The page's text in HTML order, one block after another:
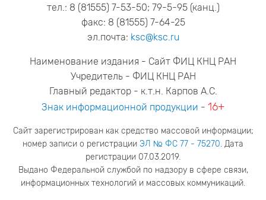
тел.: 8 (81555) 7-53-50; 79-5-95 (канц.)
факс: 8 (81555) 7-64-25
эл.почта: ksc@ksc.ru
Наименование издания - Сайт ФИЦ КНЦ РАН
Учредитель - ФИЦ КНЦ РАН
Главный редактор - к.т.н. Карпов А.С.
Знак информационной продукции - 16+
Сайт зарегистрирован как средство массовой информации;
номер записи о регистрации ЭЛ № ФС 77 - 75270. Дата
регистрации 07.03.2019.
Выдано Федеральной службой по надзору в сфере связи,
информационных технологий и массовых коммуникаций.